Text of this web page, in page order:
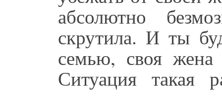
абсолютно
скрутила. И ты
семью, своя жена
Ситуация такая